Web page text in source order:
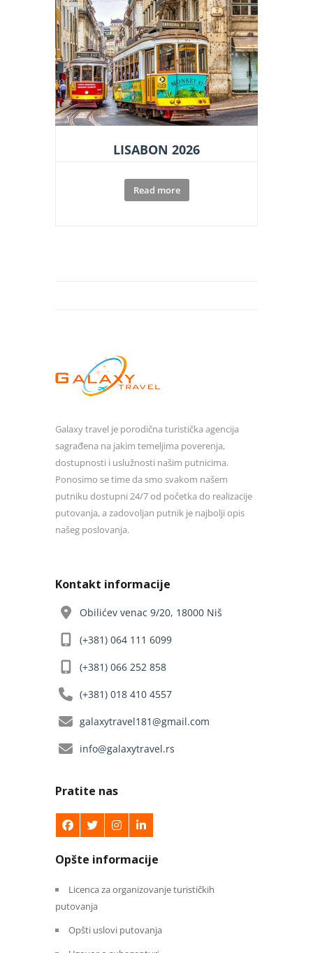
LISABON 2026
Read more
Galaxy travel je porodična turistička agencija
sagrađena na jakim temeljima poverenja,
dostupnosti i uslužnosti našim putnicima.
Ponosimo se time da smo svakom našem
putniku dostupni 24/7 od početka do realizacije
putovanja, a zadovoljan putnik je najbolji opis
našeg poslovanja.
Kontakt informacije
Obilićev venac 9/20, 18000 Niš
(+381) 064 111 6099
(+381) 066 252 858
(+381) 018 410 4557
galaxytravel181@gmail.com
info@galaxytravel.rs
Pratite nas
Opšte informacije
Licenca za organizovanje turističkih
putovanja
Opšti uslovi putovanja